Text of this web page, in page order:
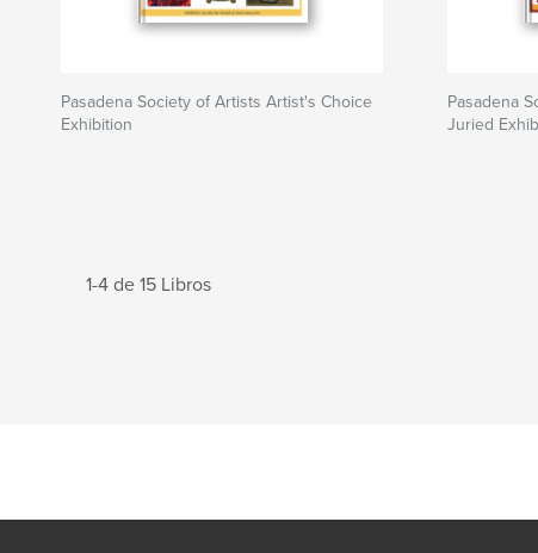
Pasadena Society of Artists Artist's Choice
Exhibition
Pasadena
Juried
1-4 de 15 Libros